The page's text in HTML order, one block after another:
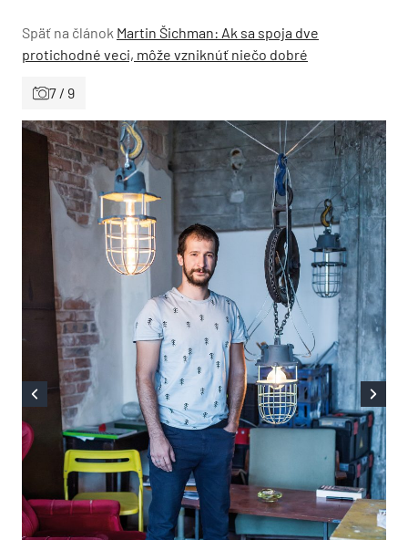
Späť na článok Martin Šichman: Ak sa spoja dve
protichodné veci, môže vzniknúť niečo dobré
7 / 9